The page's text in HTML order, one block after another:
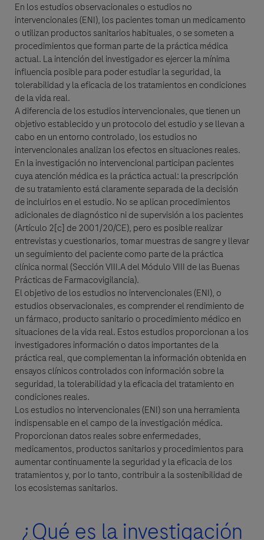
En los estudios observacionales o estudios no
intervencionales (ENI), los pacientes toman un medicamento
o utilizan productos sanitarios habituales, o se someten a
procedimientos que forman parte de la práctica médica
actual. La intención del investigador es ejercer la mínima
influencia posible para poder estudiar la seguridad, la
tolerabilidad y la eficacia de los tratamientos en condiciones
de la vida real.
A diferencia de los estudios intervencionales, que tienen un
objetivo establecido y un protocolo del estudio y se llevan a
cabo en un entorno controlado, los estudios no
intervencionales analizan los efectos en situaciones reales.
En la investigación no intervencional participan pacientes
cuya atención médica es la práctica actual: la prescripción
de su tratamiento está claramente separada de la decisión
de incluirlos en el estudio. No se aplican procedimientos
adicionales de diagnóstico ni de supervisión a los pacientes
(Artículo 2[c] de 2001/20/CE), pero es posible realizar
entrevistas y cuestionarios, tomar muestras de sangre y llevar
un seguimiento del paciente como parte de la práctica
clínica normal (Sección VIII.A del Módulo VIII de las Buenas
Prácticas de Farmacovigilancia).
El objetivo de los estudios no intervencionales (ENI), o
estudios observacionales, es comprender el rendimiento de
un fármaco, producto sanitario o procedimiento médico en
situaciones de la vida real. Estos estudios proporcionan a los
investigadores información o datos importantes de la
práctica real, que complementan la información obtenida en
ensayos clínicos controlados con información sobre la
seguridad, la tolerabilidad y la eficacia del tratamiento en
condiciones reales.
Los estudios no intervencionales (ENI) son una herramienta
indispensable en el campo de la investigación médica.
Proporcionan datos reales sobre enfermedades,
medicamentos, productos sanitarios y procedimientos para
aumentar continuamente la seguridad y la eficacia de los
tratamientos y, por lo tanto, contribuir a la sostenibilidad de
los ecosistemas sanitarios.
¿Qué es la investigación
Datos Personales
Nombre
Apellido
Correo electrónico
¿Quién es Usted?
Detalles de la Pregunta
Pregunta
Apellido
Correo electrónico
Detalles del Mensaje
Asunto
By clicking “Accept and Send”, you confirm that you have read and agree to
Roche’s legal and privacy conditions.
lblFpPhoneNumber
Correo electrónico
Cuándo podemos contactarlo?
Cuándo podemos contactarlo?
9:00 am - 12:00 pm
12:00 pm - 4:00 pm
4:00 pm - 6:00 pm
For Visitors from United States, our Privacy Statement can be reviewed
below:
https://www.gene.com/privacy-policy
For Visitors from Canada, our Privacy Statement can be reviewed below:
http://www.rochecanada.com/en/content/footer-items/privacy.html
Aceptar y Enviar